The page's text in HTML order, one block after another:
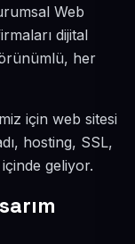
Web
dijital
her
için web sitesi
hosting, SSL,
geliyor.